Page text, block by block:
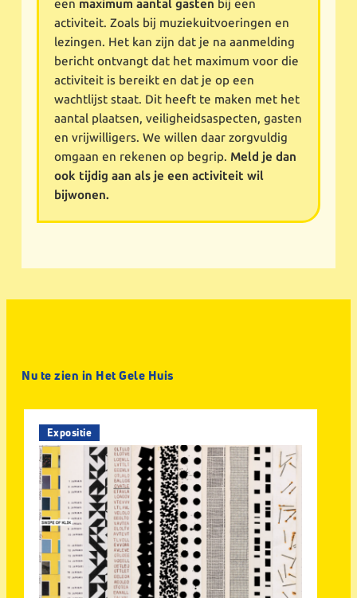
een maximum aantal gasten bij een
activiteit. Zoals bij muziekuitvoeringen en
lezingen. Het kan zijn dat je na aanmelding
bericht ontvangt dat het maximum voor die
activiteit is bereikt en dat je op een
wachtlijst staat. Dit heeft te maken met het
aantal plaatsen, veiligheidsaspecten, gasten
en vrijwilligers. We willen daar zorgvuldig
omgaan en rekenen op begrip. Meld je dan
ook tijdig aan als je een activiteit wil
bijwonen.
Nu te zien in Het Gele Huis
Expositie